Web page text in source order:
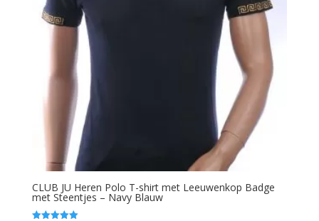
CLUB JU Heren Polo T-shirt met Leeuwenkop Badge
met Steentjes – Navy Blauw